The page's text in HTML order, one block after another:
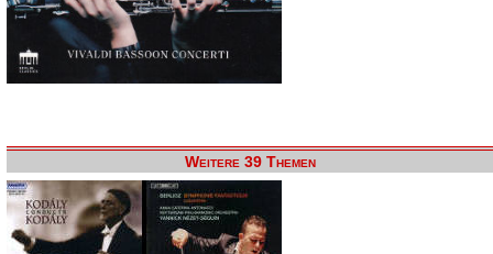
Weitere 39 Themen